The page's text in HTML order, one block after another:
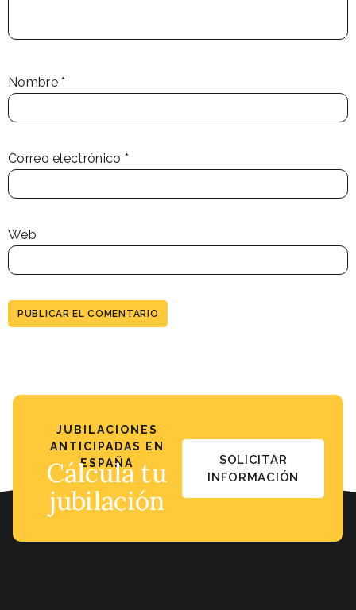
Nombre*
Correo electrónico *
Web
JUBILACIONES
ANTICIPADAS EN
ESPAÑA
Cálcula tu
jubilación
SOLICITAR
INFORMACIÓN